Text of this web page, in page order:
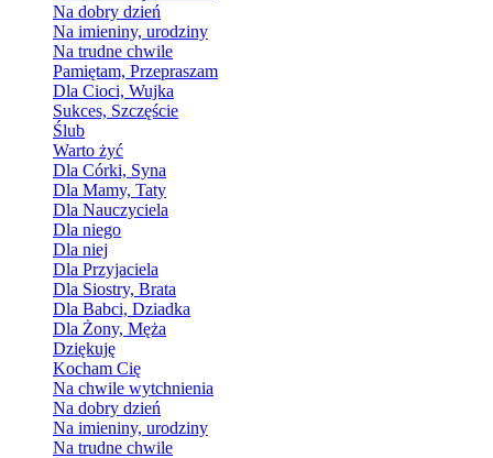
Na dobry dzień
Na imieniny, urodziny
Na trudne chwile
Pamiętam, Przepraszam
Dla Cioci, Wujka
Sukces, Szczęście
Ślub
Warto żyć
Dla Córki, Syna
Dla Mamy, Taty
Dla Nauczyciela
Dla niego
Dla niej
Dla Przyjaciela
Dla Siostry, Brata
Dla Babci, Dziadka
Dla Żony, Męża
Dziękuję
Kocham Cię
Na chwile wytchnienia
Na dobry dzień
Na imieniny, urodziny
Na trudne chwile